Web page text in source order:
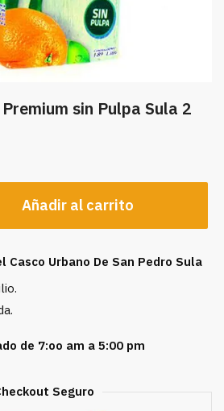
sin Pulpa Sula 2
Añadir al carrito
Casco Urbano De San Pedro Sula
de 7:oo am a 5:00 pm
Seguro